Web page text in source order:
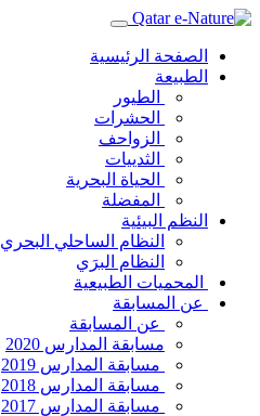
الصفحة الرئيسية
الطبيعة
الطيور
الحشرات
الزواحف
الثدييات
الحياة البحرية
المفضلة
النظم البيئية
النظام الساحلي البحري
النظام البرَي
المحميات الطبيعية
عن المسابقة
عن المسابقة
مسابقة المدارس 2020
مسابقة المدارس 2019
مسابقة المدارس 2018
مسابقة المدارس 2017